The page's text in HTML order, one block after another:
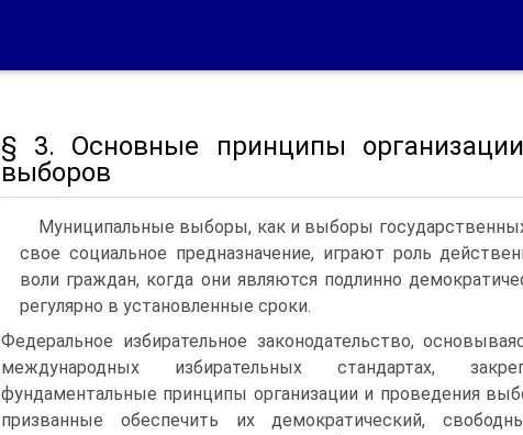
§ 3. Основные принципы
выборов
Муниципальные выборы, как и выборы
свое социальное предназначение, играют роль
воли граждан, когда они являются подлинно
регулярно в установленные сроки.
Федеральное избирательное законодательство,
международных избирательных стандартах,
фундаментальные принципы организации и проведения
призванные обеспечить их демократический,